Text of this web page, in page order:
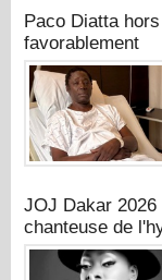
Paco Diatta
favorablement
JOJ Dakar
chanteuse de